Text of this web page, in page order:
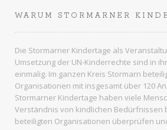
WARUM STORMARNER
Die Stormarner Kindertage als
Umsetzung der UN-Kinderrechte sind in
einmalig. Im ganzen Kreis Stormarn
Organisationen mit insgesamt über 120
Stormarner Kindertage haben viele
Verständnis von kindlichen Bedürfnissen
beteiligten Organisationen überprüfen